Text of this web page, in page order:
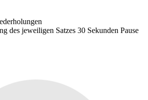
des jeweiligen Satzes 30 Sekunden Pause